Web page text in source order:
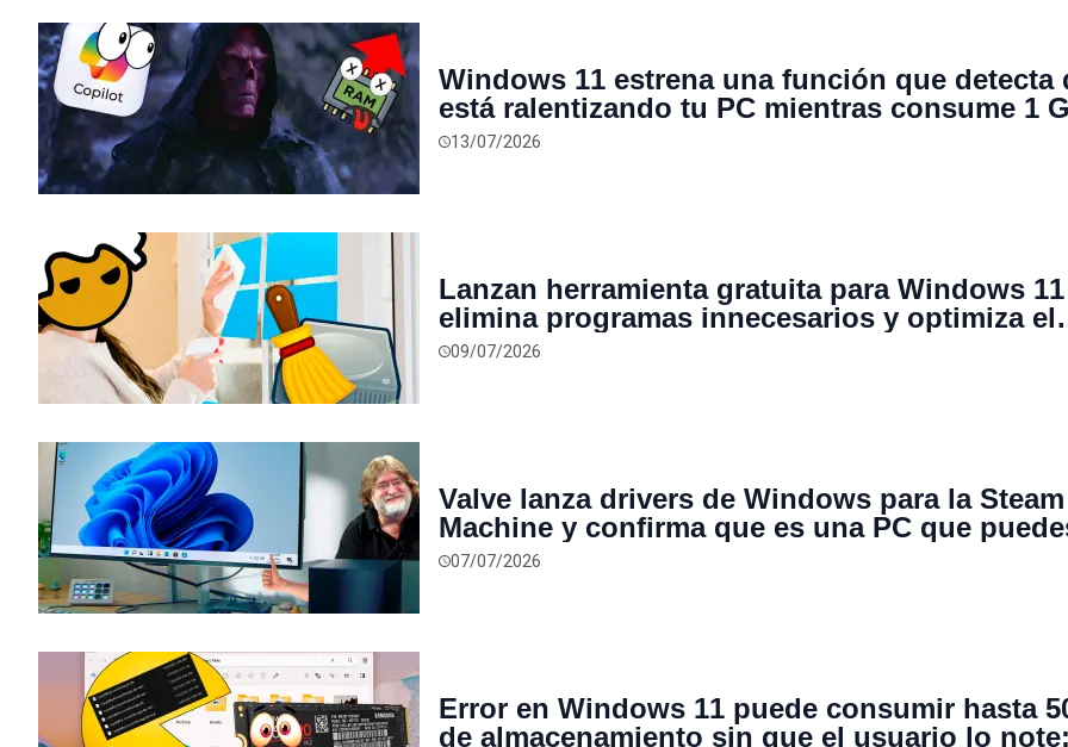
Windows 11 estrena una función que detecta
está ralentizando tu PC mientras consume 1
RAM para hacerlo
13/07/2026
Lanzan herramienta gratuita para Windows
elimina programas innecesarios y optimiza el
sistema, mejora la velocidad y te otorga un
09/07/2026
Valve lanza drivers de Windows para la Steam
Machine y confirma que es una PC que
como quieras, aunque el arranque dual con
07/07/2026
Error en Windows 11 puede consumir hasta
de almacenamiento sin que el usuario lo